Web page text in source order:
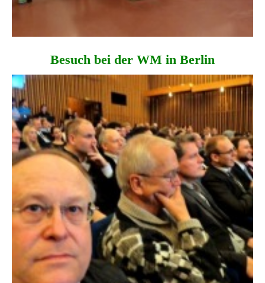
Besuch bei der WM in Berlin